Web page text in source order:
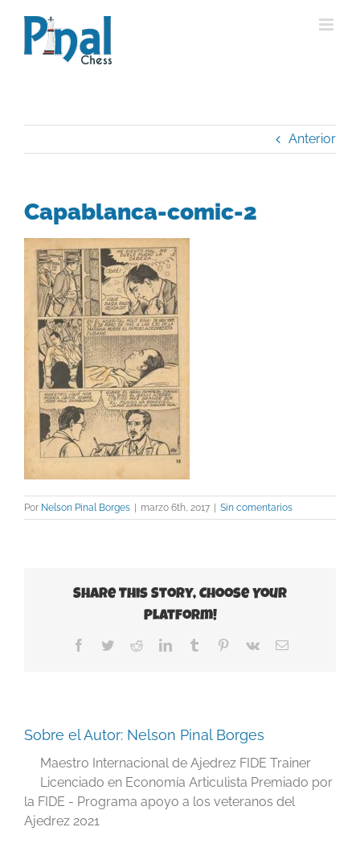
contenido
Anterior
Capablanca-comic-2
Por Nelson Pinal Borges | marzo 6th, 2017 | Sin comentarios
Share This Story, Choose Your
Platform!
Facebook
TwitterRedditLinkedInTumblr Pinterest
Vk
Correo
Sobre el Autor: Nelson Pinal Borges
Maestro Internacional de Ajedrez FIDE Trainer
Licenciado en Economía Articulista Premiado por
la FIDE - Programa apoyo a los veteranos del
Ajedrez 2021